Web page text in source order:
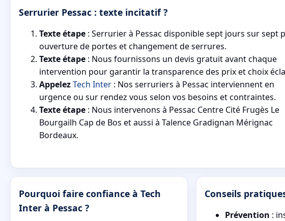
Serrurier Pessac : texte incitatif ?
Texte étape : Serrurier à Pessac disponible sept jours sur sept
ouverture de portes et changement de serrures.
Texte étape : Nous fournissons un devis gratuit avant chaque
intervention pour garantir la transparence des prix et choix
AppelezTech Inter : Nos serruriers à Pessac interviennent en
urgence ou sur rendez vous selon vos besoins et contraintes.
Texte étape : Nous intervenons à Pessac Centre Cité Frugès Le
Bourgailh Cap de Bos et aussi à Talence Gradignan Mérignac
Bordeaux.
Pourquoi faire confiance à Tech
Inter à Pessac ?
Conseils
Prévention :